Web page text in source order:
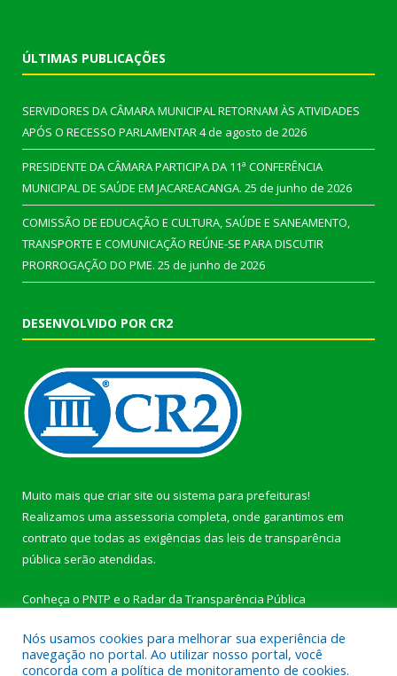
ÚLTIMAS PUBLICAÇÕES
SERVIDORES DA CÂMARA MUNICIPAL RETORNAM ÀS ATIVIDADES
APÓS O RECESSO PARLAMENTAR4 de agosto de 2026
PRESIDENTE DA CÂMARA PARTICIPA DA 11ª CONFERÊNCIA
MUNICIPAL DE SAÚDE EM JACAREACANGA. 25 de junho de 2026
COMISSÃO DE EDUCAÇÃO E CULTURA, SAÚDE E SANEAMENTO,
TRANSPORTE E COMUNICAÇÃO REÚNE-SE PARA DISCUTIR
PRORROGAÇÃO DO PME. 25 de junho de 2026
DESENVOLVIDO POR CR2
Muito mais que criar site ou sistema para prefeituras!
Realizamos uma assessoria completa, onde garantimos em
contrato que todas as exigências das leis de transparência
pública serão atendidas.
Conheça o PNTP e o Radar da Transparência Pública
Nós usamos cookies para melhorar sua experiência de
navegação no portal. Ao utilizar nosso portal, você
concorda com a política de monitoramento de cookies.